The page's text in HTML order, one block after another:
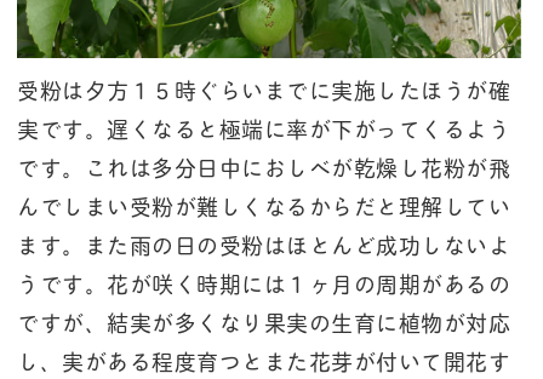
受粉は夕方１５時ぐらいまでに実施したほうが確
実です。遅くなると極端に率が下がってくるよう
です。これは多分日中におしべが乾燥し花粉が飛
んでしまい受粉が難しくなるからだと理解してい
ます。また雨の日の受粉はほとんど成功しないよ
うです。花が咲く時期には１ヶ月の周期があるの
ですが、結実が多くなり果実の生育に植物が対応
し、実がある程度育つとまた花芽が付いて開花す